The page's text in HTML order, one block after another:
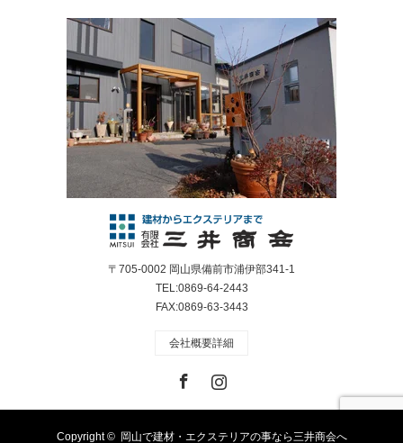
〒705-0002 岡山県備前市浦伊部341-1
TEL:0869-64-2443
FAX:0869-63-3443
会社概要詳細
Copyright © 岡山で建材・エクステリアの事なら三井商会へ